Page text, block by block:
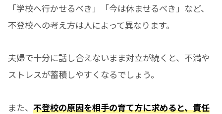
「学校へ行かせるべき」「今は休ませるべき」など、
不登校への考え方は人によって異なります。
夫婦で十分に話し合えないまま対立が続くと、不満や
ストレスが蓄積しやすくなるでしょう。
また、不登校の原因を相手の育て方に求めると、責任